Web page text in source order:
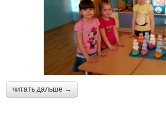
читать дальше →